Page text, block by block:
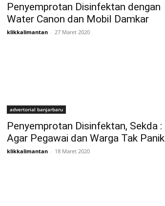
Penyemprotan Disinfektan dengan
Water Canon dan Mobil Damkar
klikkalimantan - 27 Maret 2020
advertorial banjarbaru
Penyemprotan Disinfektan, Sekda :
Agar Pegawai dan Warga Tak Panik
klikkalimantan - 18 Maret 2020